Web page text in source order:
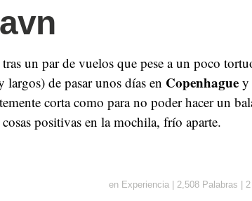
un par de vuelos que pese a un poco
de pasar unos días en Copenhague y
corta como para no poder hacer un
positivas en la mochila, frío aparte.
en Experiencia 2,508 Palabras